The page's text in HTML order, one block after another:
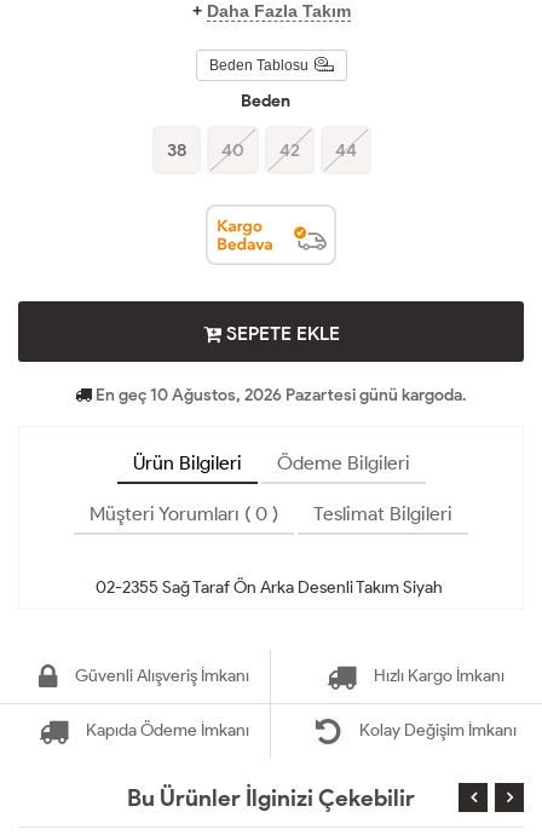
+ Daha Fazla Takım
Beden Tablosu
Beden
38 40 42 44
SEPETE EKLE
En geç 10 Ağustos, 2026 Pazartesi günü kargoda.
Ürün Bilgileri Ödeme Bilgileri
Müşteri Yorumları ( 0 ) Teslimat Bilgileri
Güvenli Alışveriş İmkanı Hızlı Kargo İmkanı
Kapıda Ödeme İmkanı Kolay Değişim İmkanı
Bu Ürünler İlginizi Çekebilir